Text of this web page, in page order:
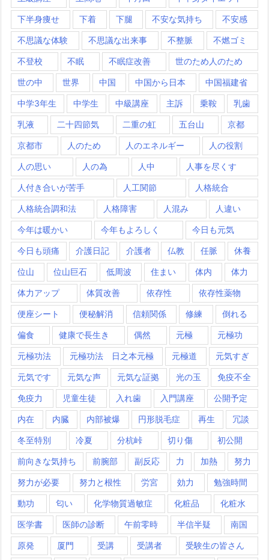
下半身痩せ 下着 下腿 不安な気持ち 不安感
不思議な体験 不思議な出来事 不整脈 不燃ゴミ
不登校 不眠 不眠症改善 世のため人のため
世の中 世界 中国 中国から日本 中国福建省
中学3年生 中学生 中級講座 主訴 乗鞍 乳歯
乳液 二十四節気 二重の虹 五台山 京都
京都市 人のため 人のエネルギー 人の役割
人の思い 人の為 人中 人事を尽くす
人付き合いが苦手 人工関節 人格統合
人格統合調和法 人格障害 人混み 人違い
今年は暖かい 今年もよろしく 今日も元気
今日も頭痛 介護日記 介護者 仏教 任脈 休養
位山 位山巨石 低周波 住まい 体内 体力
体力アップ 体質改善 依存性 依存性薬物
便座シート 便秘解消 信頼関係 修練 倒れる
偏食 健康で長生き 偶然 元極 元極功
元極功法 元極功法 日之本元極 元極道 元気すぎ
元気です 元気な声 元気な証拠 光の玉 免疫不全
免疫力 児童生徒 入れ歯 入門講座 公開予定
内在 内臓 内部被爆 円形脱毛症 再生 冗談
冬至特別 冷夏 分杭峠 切り傷 初公開
前向きな気持ち 前腕部 副反応 力 加熱 努力
努力が必要 努力と根性 労宮 効力 勉強時間
動功 匂い 化学物質過敏症 化粧品 化粧水
医学書 医師の診断 午前零時 半信半疑 南国
原発 厦門 受講 受講者 受験生の皆さん